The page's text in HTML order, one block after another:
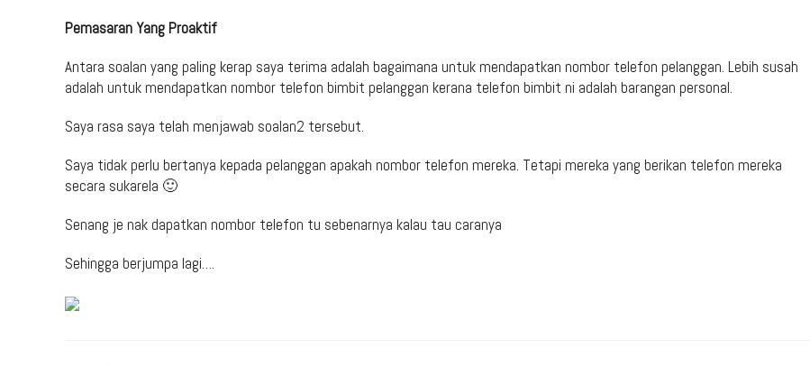
Pemasaran Yang Proaktif
Antara soalan yang paling kerap saya terima adalah bagaimana untuk mendapatkan nombor telefon pelanggan. Lebih susah
adalah untuk mendapatkan nombor telefon bimbit pelanggan kerana telefon bimbit ni adalah barangan personal.
Saya rasa saya telah menjawab soalan2 tersebut.
Saya tidak perlu bertanya kepada pelanggan apakah nombor telefon mereka. Tetapi mereka yang berikan telefon mereka
secara sukarela 🙂
Senang je nak dapatkan nombor telefon tu sebenarnya kalau tau caranya
Sehingga berjumpa lagi….